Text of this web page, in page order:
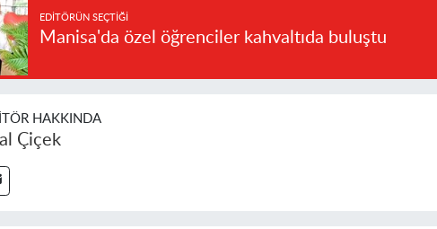
EDITÖRÜN SEÇTIĞI
Manisa'da özel öğrenciler kahvaltıda buluştu
HAKKINDA
Çiçek